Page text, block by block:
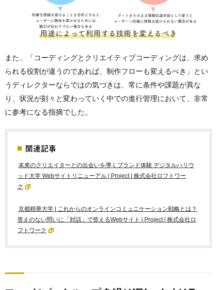
また、「コーディングとクリエイティブコーディングは、求め
られる役割が違うのであれば、制作フローも変えるべき」とい
うディレクターならではの気づきは、常に条件や課題が異な
り、状況が刻々と変わっていく中での進行管理において、非常
に参考になる指摘でした。
関連記事
未来のクリエイターとの出会いを導くブランド体験 デジタルハリウ
ッド大学 Webサイトリニューアル | Project | 株式会社ロフトワー
ク
京都精華大学 | これからのオンラインコミュニケーション戦略とは？
答えのない問いに「対話」で答えるWebサイト | Project | 株式会社ロ
フトワーク